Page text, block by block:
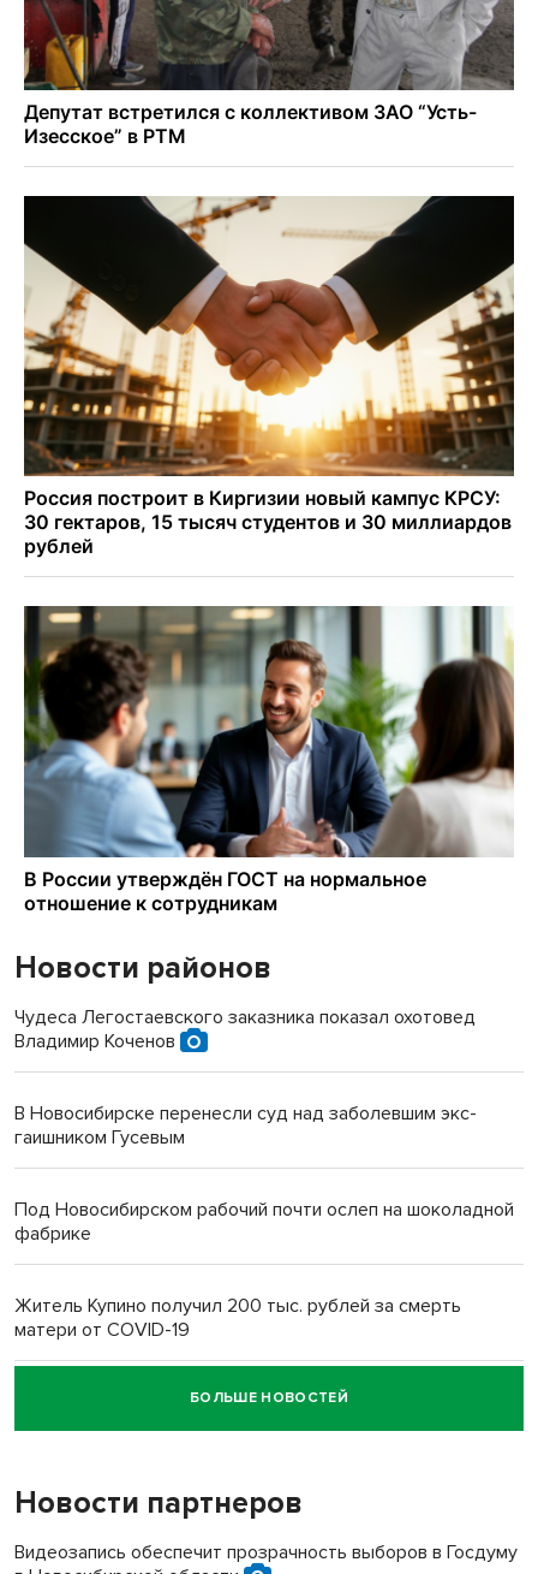
Новости районов
Чудеса Легостаевского заказника показал охотовед
Владимир Коченов
В Новосибирске перенесли суд над заболевшим экс-
гаишником Гусевым
Под Новосибирском рабочий почти ослеп на шоколадной
фабрике
Житель Купино получил 200 тыс. рублей за смерть
матери от COVID-19
Новосибирский суд наказал водителя за смерть
пенсионерки на вокзале
БОЛЬШЕ НОВОСТЕЙ
Новости партнеров
Видеозапись обеспечит прозрачность выборов в Госдуму